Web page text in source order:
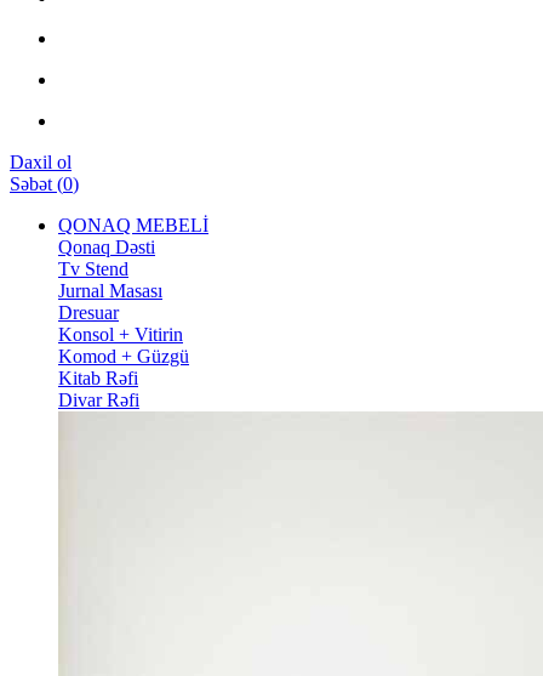
Daxil ol
Səbət (0)
QONAQ MEBELİ
Qonaq Dəsti
Tv Stend
Jurnal Masası
Dresuar
Konsol + Vitirin
Komod + Güzgü
Kitab Rəfi
Divar Rəfi